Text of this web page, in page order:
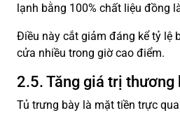
lạnh bằng 100% chất liệu đồng
Điều này cắt giảm đáng kể tỷ lệ
cửa nhiều trong giờ cao điểm.
2.5. Tăng giá trị thương
Tủ trưng bày là mặt tiền trực